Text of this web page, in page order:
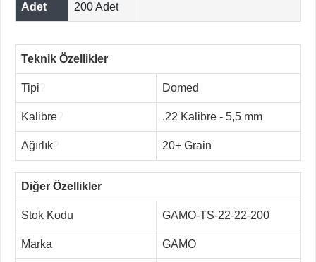
Adet 200 Adet
Teknik Özellikler
Tipi Domed
Kalibre .22 Kalibre - 5,5 mm
Ağırlık 20+ Grain
Diğer Özellikler
Stok Kodu GAMO-TS-22-22-200
Marka GAMO